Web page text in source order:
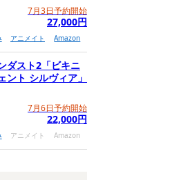
7月3日予約開始
27,000円
アニメイト Amazon
ダスト2「ビキニ
ント シルヴィア」
7月6日予約開始
22,000円
アニメイト Amazon